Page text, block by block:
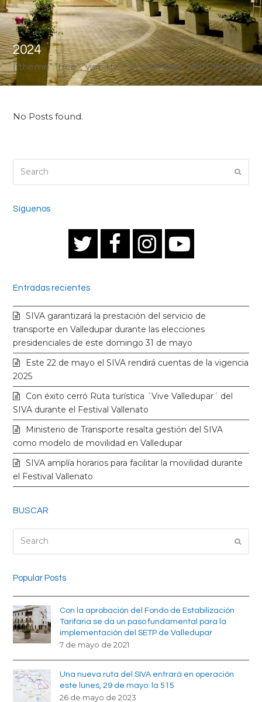
2024
{“theme”:”tree”,”visibility”:”-
No Posts found.
Síguenos
i
t
t
e
r
c
e
b
o
o
k
s
t
a
g
r
a
Y
u
t
u
b
e
Entradas recientes
SIVA garantizará la prestación del servicio de
transporte en Valledupar durante las elecciones
presidenciales de este domingo 31 de mayo
Este 22 de mayo el SIVA rendirá cuentas de la vigencia
2025
Con éxito cerró Ruta turística ´Vive Valledupar´ del
SIVA durante el Festival Vallenato
Ministerio de Transporte resalta gestión del SIVA
como modelo de movilidad en Valledupar
SIVA amplía horarios para facilitar la movilidad durante
el Festival Vallenato
BUSCAR
Popular Posts
Con la aprobación del Fondo de Estabilización
Tarifaria se da un paso fundamental para la
implementación del SETP de Valledupar
7 de mayo de 2021
Una nueva ruta del SIVA entrará en operación
este lunes, 29 de mayo: la 515
26 de mayo de 2023